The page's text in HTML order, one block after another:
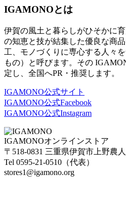
IGAMONOとは
伊賀の風土と暮らしがひそかに
の知恵と技が結集した優良な商
工、モノづくりに専心する人々
もの）と呼びます。その
定し、全国へPR・推奨します。
IGAMONO公式サイト
IGAMONO公式Facebook
IGAMONO公式Instagram
IGAMONOオンラインストア
〒 518-0831 三重県伊賀市上野農
Tel 0595-21-0510 （代表）
stores1@igamono.org